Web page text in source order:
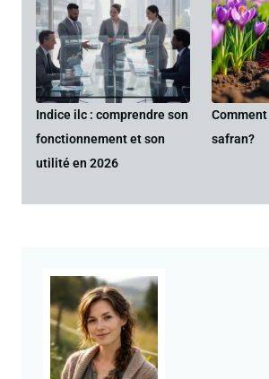
Indice ilc : comprendre son
fonctionnement et son
utilité en 2026
safran?